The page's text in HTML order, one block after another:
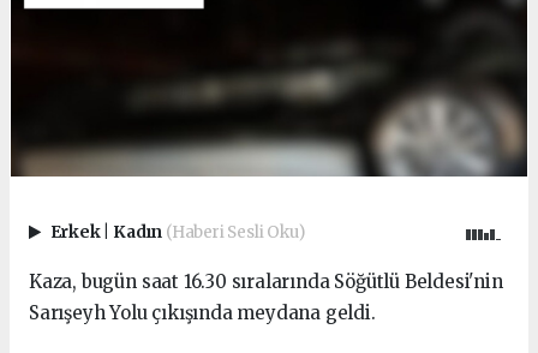
Erkek Kadın (Haberi Sesli Oku)
Kaza, bugün saat 16.30 sıralarında Söğütlü Beldesi'nin
Sarışeyh Yolu çıkışında meydana geldi.